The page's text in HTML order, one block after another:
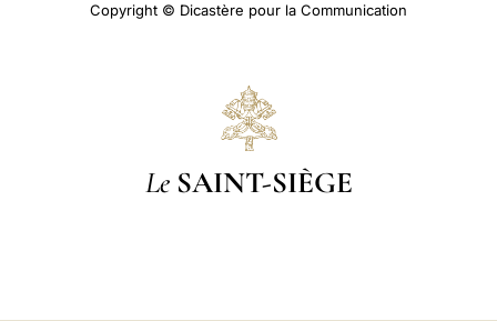
Copyright © Dicastère pour la Communication
Le SAINT-SIÈGE